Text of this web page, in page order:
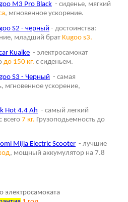
M3 Pro Black - сиденье, мягкий
, мгновенное ускорение.
S2 - черный - достоинства:
младший брат Kugoo s3.
Kuaike - электросамокат
до 150 кг. с сиденьем.
S3 - Черный - самая
мгновенное ускорение,
Hot 4.4 Ah - самый легкий
всего 7 кг. Грузоподьемность до
Mijia Electric Scooter - лучшие
, мощный аккумулятор на 7.8
электросамоката